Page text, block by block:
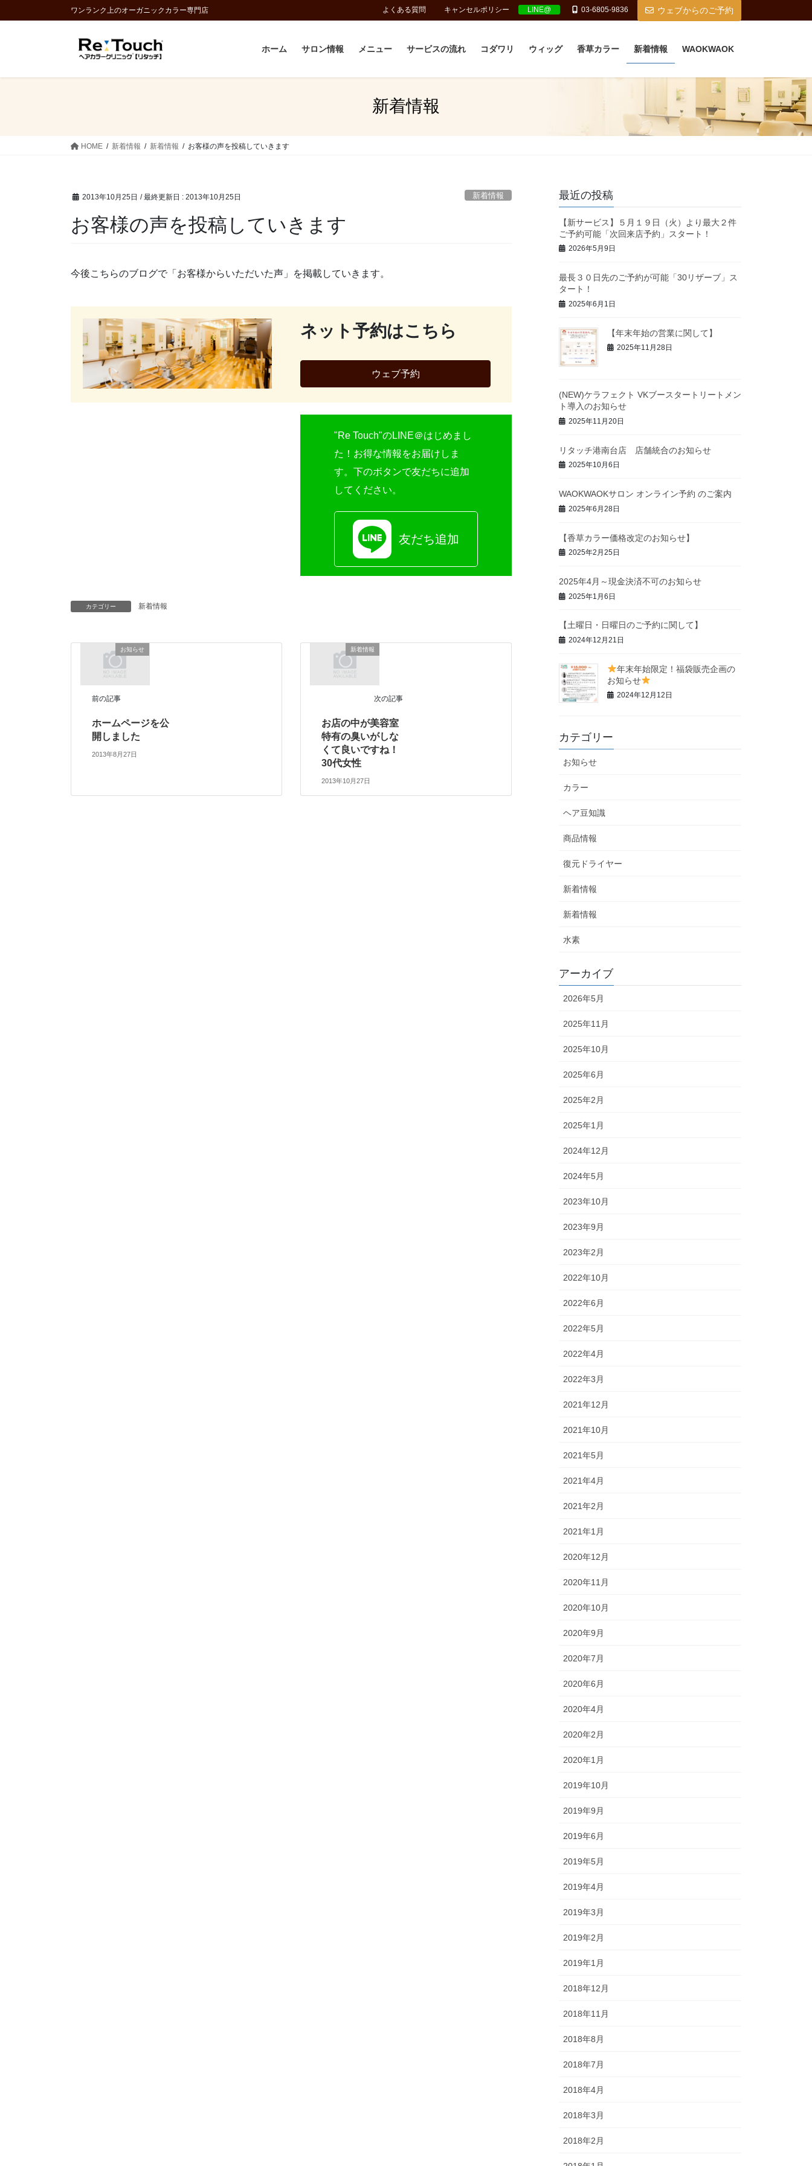
ン
に
ビ
ョ
ワンランク上のオーガニックカラー専門店 よくある質問 キャンセルポリシー LINE@ 03-6805-9836 ウェブからのご予約
ホーム サロン情報 メニュー サービスの流れ コダワリ ウィッグ 香草カラー 新着情報 WAOKWAOK
新着情報
HOME 新着情報 新着情報 お客様の声を投稿していきます
2013年10月25日 / 最終更新日 : 2013年10月25日 新着情報
お客様の声を投稿していきます
今後こちらのブログで「お客様からいただいた声」を掲載していきます。
ネット予約はこちら
ウェブ予約
"Re Touch"のLINE＠はじめまし
た！お得な情報をお届けしま
す。下のボタンで友だちに追加
してください。
友だち追加
カテゴリー 新着情報
お知らせ
前の記事
ホームページを公
開しました
2013年8月27日
新着情報
次の記事
お店の中が美容室
特有の臭いがしな
くて良いですね！
30代女性
2013年10月27日
最近の投稿
【新サービス】５月１９日（火）より最大２件
ご予約可能「次回来店予約」スタート！
2026年5月9日
最長３０日先のご予約が可能「30リザーブ」ス
タート！
2025年6月1日
【年末年始の営業に関して】
2025年11月28日
(NEW)ケラフェクト VKブースタートリートメン
ト導入のお知らせ
2025年11月20日
リタッチ港南台店 店舗統合のお知らせ
2025年10月6日
WAOKWAOKサロン オンライン予約 のご案内
2025年6月28日
【香草カラー価格改定のお知らせ】
2025年2月25日
2025年4月～現金決済不可のお知らせ
2025年1月6日
【土曜日・日曜日のご予約に関して】
2024年12月21日
年末年始限定！福袋販売企画の
お知らせ
2024年12月12日
カテゴリー
お知らせ
カラー
ヘア豆知識
商品情報
復元ドライヤー
新着情報
新着情報
水素
アーカイブ
2026年5月
2025年11月
2025年10月
2025年6月
2025年2月
2025年1月
2024年12月
2024年5月
2023年10月
2023年9月
2023年2月
2022年10月
2022年6月
2022年5月
2022年4月
2022年3月
2021年12月
2021年10月
2021年5月
2021年4月
2021年2月
2021年1月
2020年12月
2020年11月
2020年10月
2020年9月
2020年7月
2020年6月
2020年4月
2020年2月
2020年1月
2019年10月
2019年9月
2019年6月
2019年5月
2019年4月
2019年3月
2019年2月
2019年1月
2018年12月
2018年11月
2018年8月
2018年7月
2018年4月
2018年3月
2018年2月